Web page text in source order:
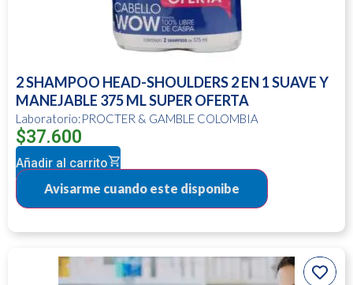
2 SHAMPOO HEAD-SHOULDERS 2 EN 1 SUAVE Y
MANEJABLE 375 ML SUPER OFERTA
Laboratorio:PROCTER & GAMBLE COLOMBIA
$37.600
Añadir al carrito